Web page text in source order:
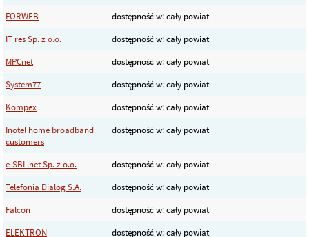
FORWEB
dostępność w: cały powiat
IT res Sp. z o.o.
dostępność w: cały powiat
MPCnet
dostępność w: cały powiat
System77
dostępność w: cały powiat
Kompex
dostępność w: cały powiat
Inotel home broadband
customers
dostępność w: cały powiat
e-SBL.net Sp. z o.o.
dostępność w: cały powiat
Telefonia Dialog S.A.
dostępność w: cały powiat
Falcon
dostępność w: cały powiat
ELEKTRON
dostępność w: cały powiat